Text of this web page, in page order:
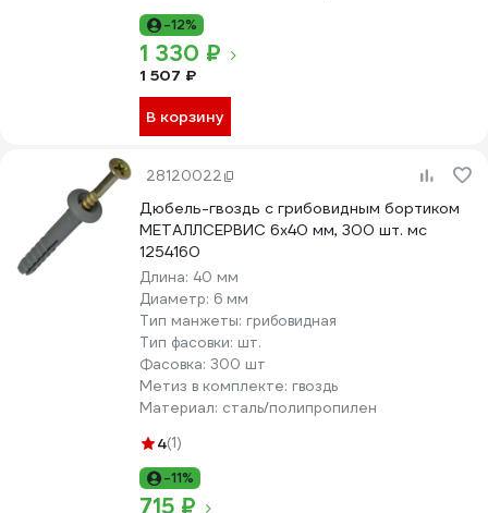
-12%
1 330 ₽
1 507 ₽
В корзину
28120022
Дюбель-гвоздь с грибовидным бортиком
МЕТАЛЛСЕРВИС 6x40 мм, 300 шт. мс
1254160
Длина: 40 мм
Диаметр: 6 мм
Тип манжеты: грибовидная
Тип фасовки: шт.
Фасовка: 300 шт
Метиз в комплекте: гвоздь
Материал: сталь/полипропилен
4(1)
-11%
715 ₽